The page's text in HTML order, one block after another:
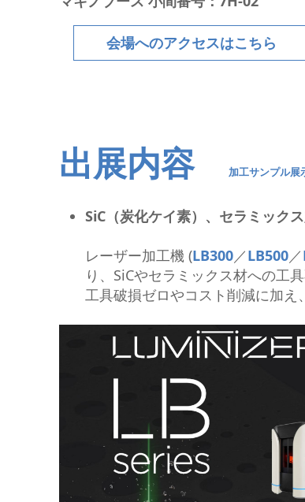
会場へのアクセスはこちら
出展内容 加工サンプル
SiC（炭化ケイ素）、セラミック
レーザー加工機 (LB300／LB500／
り、SiCやセラミックス材への工
工具破損ゼロやコスト削減に加え